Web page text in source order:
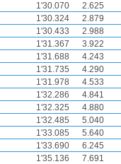
1'30.070 2.625
1'30.324 2.879
1'30.433 2.988
1'31.367 3.922
1'31.688 4.243
1'31.735 4.290
1'31.978 4.533
1'32.286 4.841
1'32.325 4.880
1'32.485 5.040
1'33.085 5.640
1'33.690 6.245
1'35.136 7.691